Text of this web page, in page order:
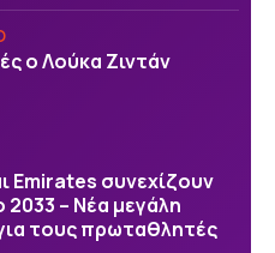
ο Λούκα Ζιντάν
Emirates συνεχίζουν
2033 – Νέα μεγάλη
τους πρωταθλητές